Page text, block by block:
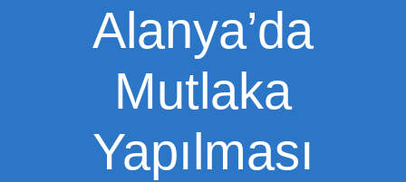
Alanya’da
Mutlaka
Yapılması